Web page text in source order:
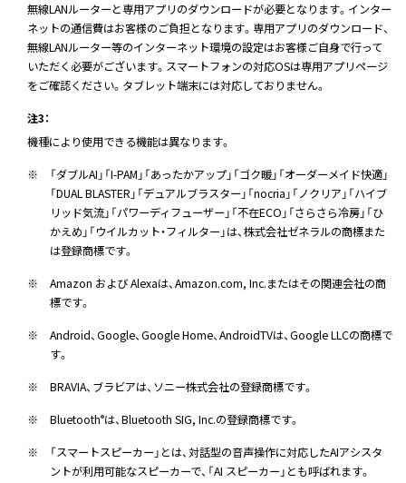
無線LANルーターと専用アプリのダウンロードが必要となります。インター
ネットの通信費はお客様のご負担となります。専用アプリのダウンロード、
無線LANルーター等のインターネット環境の設定はお客様ご自身で行って
いただく必要がございます。スマートフォンの対応OSは専用アプリページ
をご確認ください。タブレット端末には対応しておりません。
注3：
機種により使用できる機能は異なります。
※
「ダブルAI」「I-PAM」「あったかアップ」「ゴク暖」「オーダーメイド快適」
「DUAL BLASTER」「デュアルブラスター」「nocria」「ノクリア」「ハイブ
リッド気流」「パワーディフューザー」「不在ECO」「さらさら冷房」「ひ
かえめ」「ウイルカット・フィルター」は、株式会社ゼネラルの商標また
は登録商標です。
※
Amazon および Alexaは、Amazon.com, Inc.またはその関連会社の商
標です。
※
Android、Google、Google Home、AndroidTVは、Google LLCの商標で
す。
※
BRAVIA、ブラビアは、ソニー株式会社の登録商標です。
※
Bluetooth®は、Bluetooth SIG, Inc.の登録商標です。
※
「スマートスピーカー」とは、対話型の音声操作に対応したAIアシスタ
ントが利用可能なスピーカーで、「AI スピーカー」とも呼ばれます。